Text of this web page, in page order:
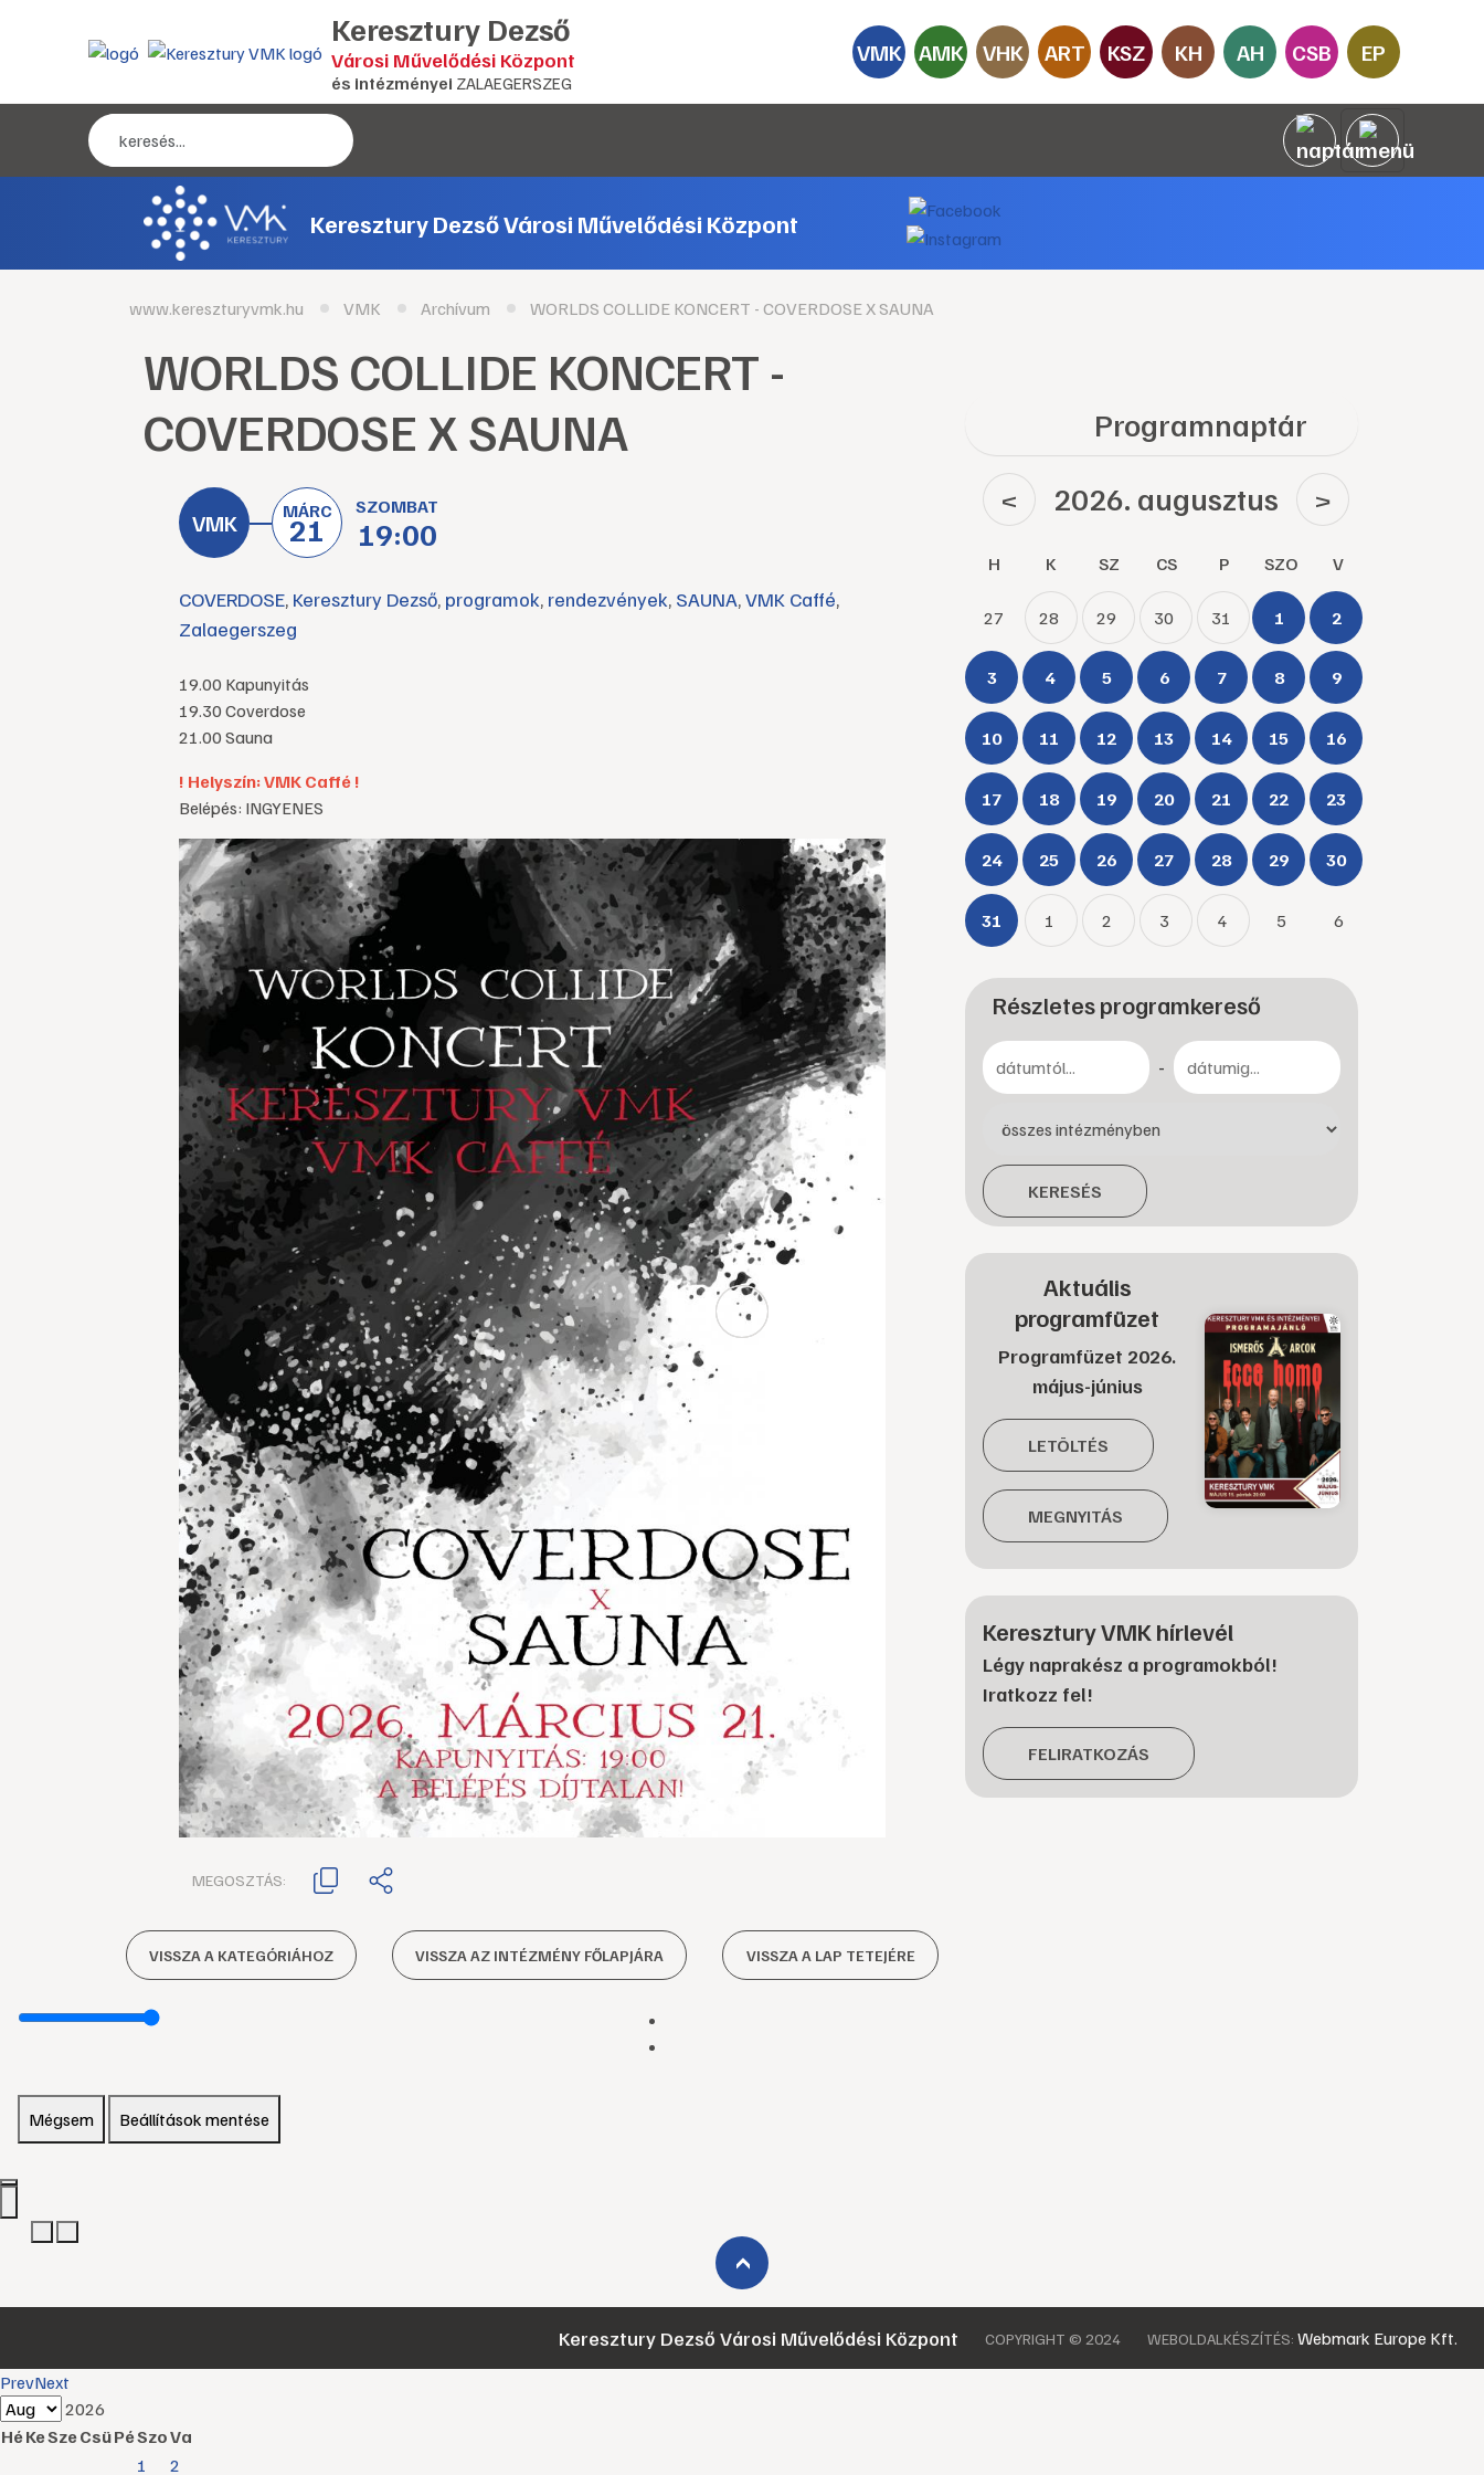
Keresztury Dezső
Városi Művelődési Központ
és intézményei ZALAEGERSZEG
VMK AMK VHK ART KSZ KH AH CSB EP
Keresztury Dezső Városi Művelődési Központ
www.kereszturyvmk.hu VMK Archívum WORLDS COLLIDE KONCERT - COVERDOSE X SAUNA
WORLDS COLLIDE KONCERT -
COVERDOSE X SAUNA
MÁRC
21
SZOMBAT
19:00
COVERDOSE, Keresztury Dezső, programok, rendezvények, SAUNA,VMK Caffé,
Zalaegerszeg
19.00 Kapunyitás
19.30 Coverdose
21.00 Sauna
! Helyszín: VMK Caffé !
Belépés: INGYENES
MEGOSZTÁS:
VISSZA A KATEGÓRIÁHOZ VISSZA AZ INTÉZMÉNY FŐLAPJÁRA VISSZA A LAP TETEJÉRE
Programnaptár
< 2026. augusztus >
H K SZ CS P SZO V
27 28 29 30 31 1 2
3 4 5 6 7 8 9
10 11 12 13 14 15 16
17 18 19 20 21 22 23
24 25 26 27 28 29 30
31 1 2 3 4 5 6
Részletes programkereső
-
KERESÉS
Aktuális
programfüzet
Programfüzet 2026.
május-június
LETÖLTÉS
MEGNYITÁS
Keresztury VMK hírlevél
Légy naprakész a programokból!
Iratkozz fel!
FELIRATKOZÁS
Mégsem Beállítások mentése
›
Keresztury Dezső Városi Művelődési Központ COPYRIGHT © 2024 WEBOLDALKÉSZÍTÉS: Webmark Europe Kft.
PrevNext
2026
HéKeSzeCsüPéSzoVa
1
2